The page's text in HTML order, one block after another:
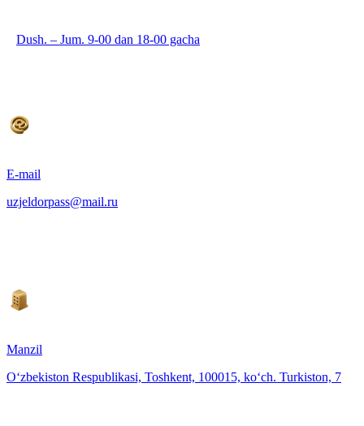
Dush. – Jum. 9-00 dan 18-00 gacha
E-mail
uzjeldorpass@mail.ru
Manzil
O‘zbekiston Respublikasi, Toshkent, 100015, ko‘ch. Turkiston, 7